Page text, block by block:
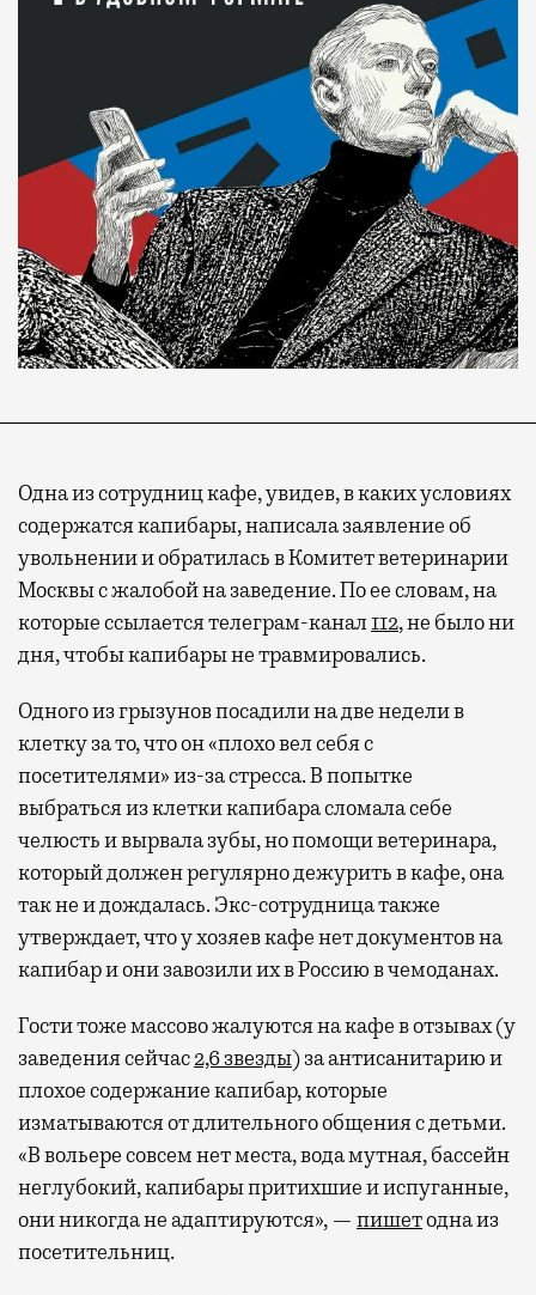
Одна из сотрудниц кафе, увидев, в каких условиях
содержатся капибары, написала заявление об
увольнении и обратилась в Комитет ветеринарии
Москвы с жалобой на заведение. По ее словам, на
которые ссылается телеграм-канал112, не было ни
дня, чтобы капибары не травмировались.
Одного из грызунов посадили на две недели в
клетку за то, что он «плохо вел себя с
посетителями» из-за стресса. В попытке
выбраться из клетки капибара сломала себе
челюсть и вырвала зубы, но помощи ветеринара,
который должен регулярно дежурить в кафе, она
так не и дождалась. Экс-сотрудница также
утверждает, что у хозяев кафе нет документов на
капибар и они завозили их в Россию в чемоданах.
Гости тоже массово жалуются на кафе в отзывах (у
заведения сейчас2,6 звезды) за антисанитарию и
плохое содержание капибар, которые
изматываются от длительного общения с детьми.
«В вольере совсем нет места, вода мутная, бассейн
неглубокий, капибары притихшие и испуганные,
они никогда не адаптируются», — пишетодна из
посетительниц.